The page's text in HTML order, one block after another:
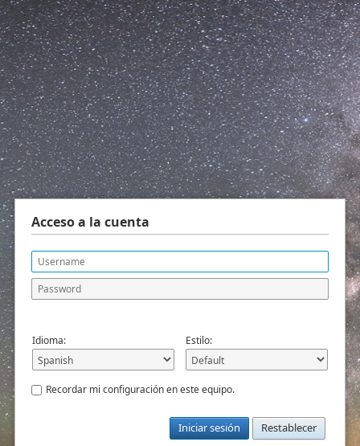
Acceso a la cuenta
Idioma: Estilo:
Recordar mi configuración en este equipo.
Iniciar sesión Restablecer